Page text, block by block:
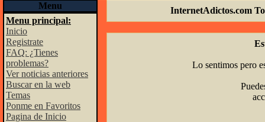
Menu
Menu principal:
Inicio
Registrate
FAQ: ¿Tienes
problemas?
Ver noticias anteriores
Buscar en la web
Temas
Ponme en Favoritos
Pagina de Inicio
InternetAdictos.com
Lo sentimos pero